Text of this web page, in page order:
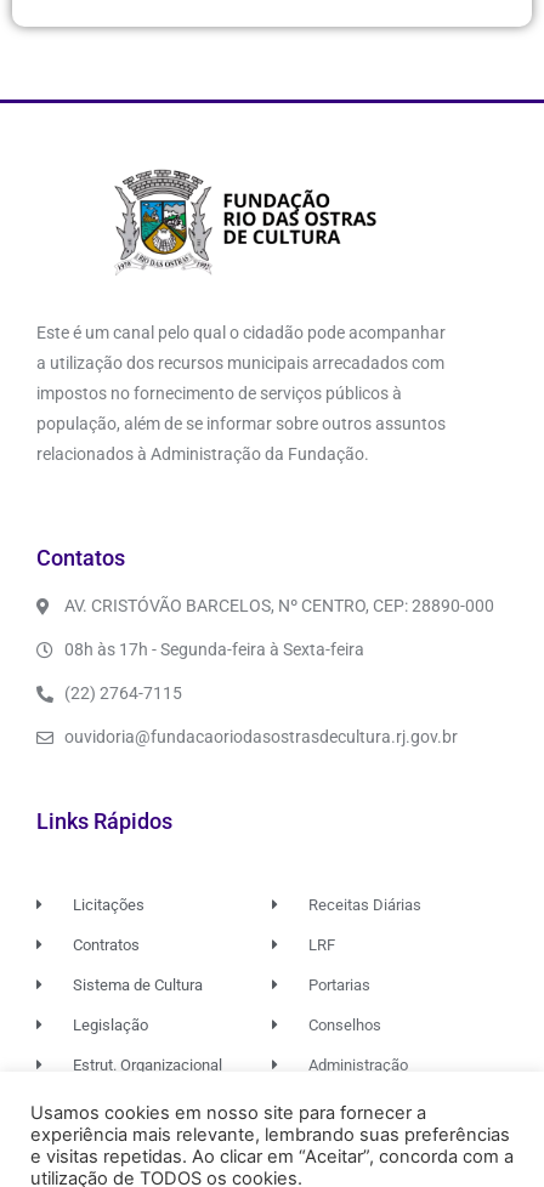
Este é um canal pelo qual o cidadão pode acompanhar
a utilização dos recursos municipais arrecadados com
impostos no fornecimento de serviços públicos à
população, além de se informar sobre outros assuntos
relacionados à Administração da Fundação.
Contatos
AV. CRISTÓVÃO BARCELOS, Nº CENTRO, CEP: 28890-000
08h às 17h - Segunda-feira à Sexta-feira
(22) 2764-7115
ouvidoria@fundacaoriodasostrasdecultura.rj.gov.br
Links Rápidos
Licitações
Contratos
Sistema de Cultura
Legislação
Estrut. Organizacional
Receitas Diárias
LRF
Portarias
Conselhos
Administração
© 2026. TODOS OS DIREITOS RESERVADOS.
Usamos cookies em nosso site para fornecer a
experiência mais relevante, lembrando suas preferências
e visitas repetidas. Ao clicar em “Aceitar”, concorda com a
utilização de TODOS os cookies.